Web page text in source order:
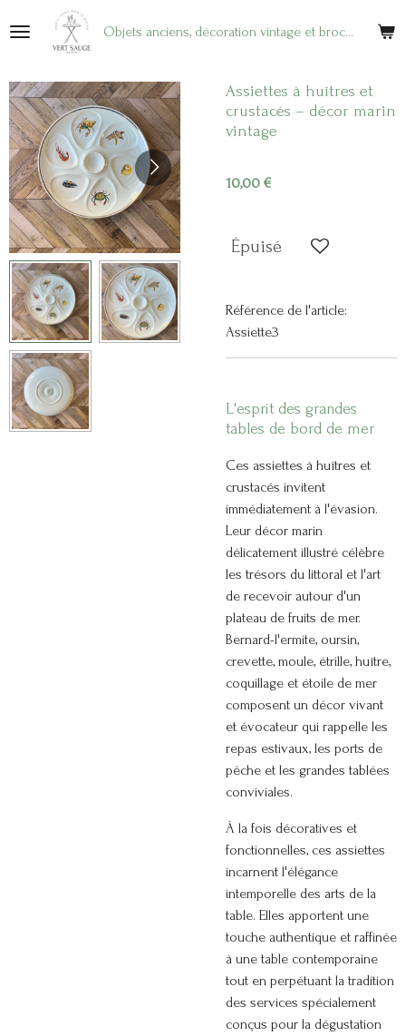
Passer
au
principal
Objets anciens, décoration vintage et brocante en ligne
Assiettes à huîtres et
crustacés – décor marin
vintage
10,00 €
Épuisé
Référence de l'article:
Assiette3
L'esprit des grandes
tables de bord de mer
Ces assiettes à huîtres et
crustacés invitent
immédiatement à l'évasion.
Leur décor marin
délicatement illustré célèbre
les trésors du littoral et l'art
de recevoir autour d'un
plateau de fruits de mer.
Bernard-l'ermite, oursin,
crevette, moule, étrille, huître,
coquillage et étoile de mer
composent un décor vivant
et évocateur qui rappelle les
repas estivaux, les ports de
pêche et les grandes tablées
conviviales.
À la fois décoratives et
fonctionnelles, ces assiettes
incarnent l'élégance
intemporelle des arts de la
table. Elles apportent une
touche authentique et raffinée
à une table contemporaine
tout en perpétuant la tradition
des services spécialement
conçus pour la dégustation